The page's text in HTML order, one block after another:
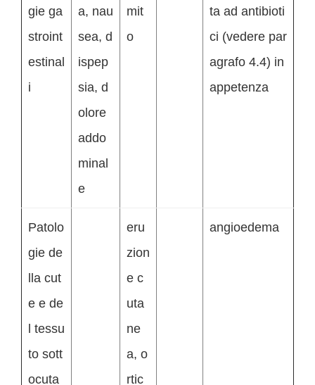
gie ga
stroint
estinal
i
a, nau
sea, d
ispep
sia, d
olore
addo
minal
e
mit
o
ta ad antibioti
ci (vedere par
agrafo 4.4) in
appetenza
Patolo
gie de
lla cut
e e de
l tessu
to sott
ocuta
eru
zion
e c
uta
ne
a, o
rtic
angioedema